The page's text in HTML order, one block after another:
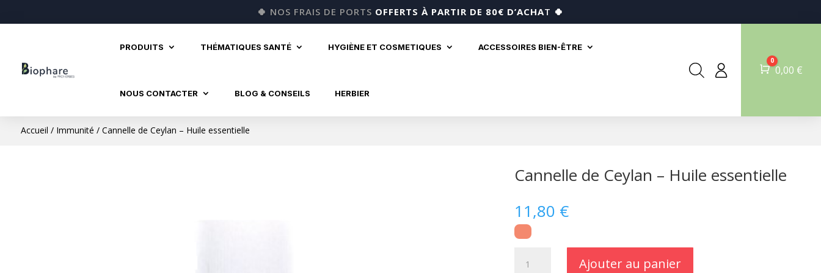
🍀 NOS FRAIS DE PORTS OFFERTS À PARTIR DE 80€ D’ACHAT 🍀
PRODUITS THÉMATIQUES SANTÉ HYGIÈNE ET COSMETIQUES ACCESSOIRES BIEN-ÊTRE
NOUS CONTACTER BLOG & CONSEILS HERBIER
Panier
0
0,00 €
Accueil / Immunité / Cannelle de Ceylan – Huile essentielle
Cannelle de Ceylan – Huile essentielle
11,80 €
Ajouter au panier